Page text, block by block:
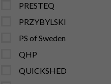
PRESTEQ
PRZYBYLSKI
PS of Sweden
QHP
QUICKSHED